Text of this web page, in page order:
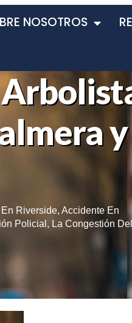
NOSOTROS
y
Riverside, Accidente En
Policial , La Congestión Del